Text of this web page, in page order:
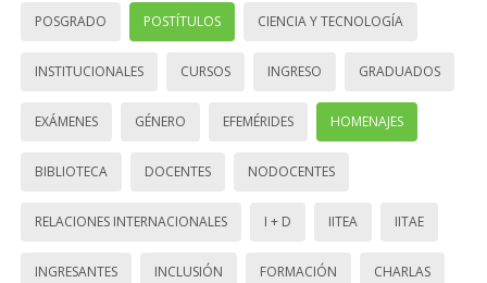
POSGRADO POSTÍTULOS CIENCIA Y TECNOLOGÍA
INSTITUCIONALES CURSOS INGRESO GRADUADOS
EXÁMENES GÉNERO EFEMÉRIDES HOMENAJES
BIBLIOTECA DOCENTES NODOCENTES
RELACIONES INTERNACIONALES I + D IITEA IITAE
INGRESANTES INCLUSIÓN FORMACIÓN CHARLAS